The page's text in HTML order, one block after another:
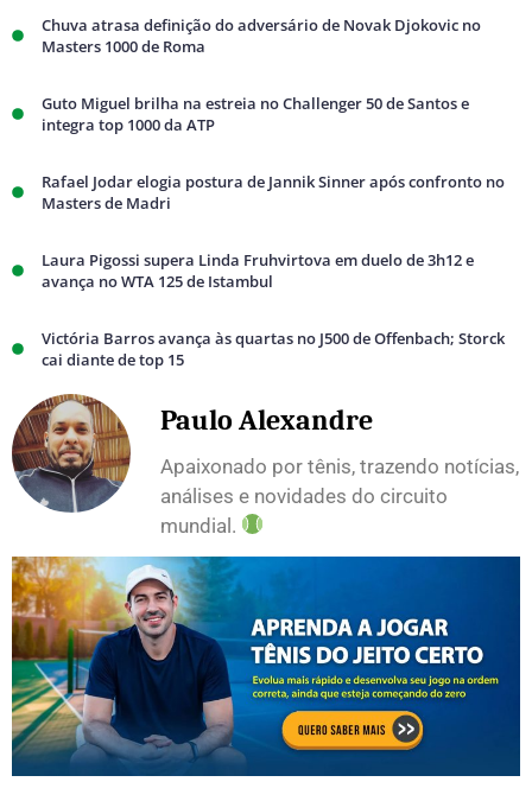
Chuva atrasa definição do adversário de Novak Djokovic no
Masters 1000 de Roma
Guto Miguel brilha na estreia no Challenger 50 de Santos e
integra top 1000 da ATP
Rafael Jodar elogia postura de Jannik Sinner após confronto no
Masters de Madri
Laura Pigossi supera Linda Fruhvirtova em duelo de 3h12 e
avança no WTA 125 de Istambul
Victória Barros avança às quartas no J500 de Offenbach; Storck
cai diante de top 15
Paulo Alexandre
Apaixonado por tênis, trazendo notícias,
análises e novidades do circuito
mundial.